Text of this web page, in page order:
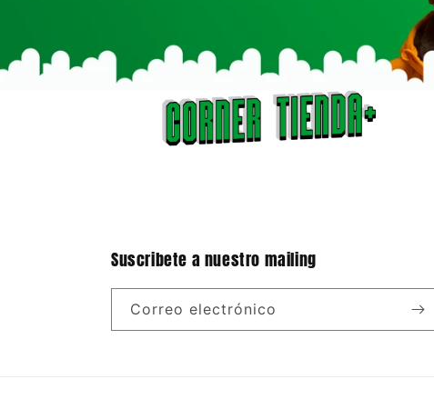
Suscribete a nuestro mailing
Correo electrónico